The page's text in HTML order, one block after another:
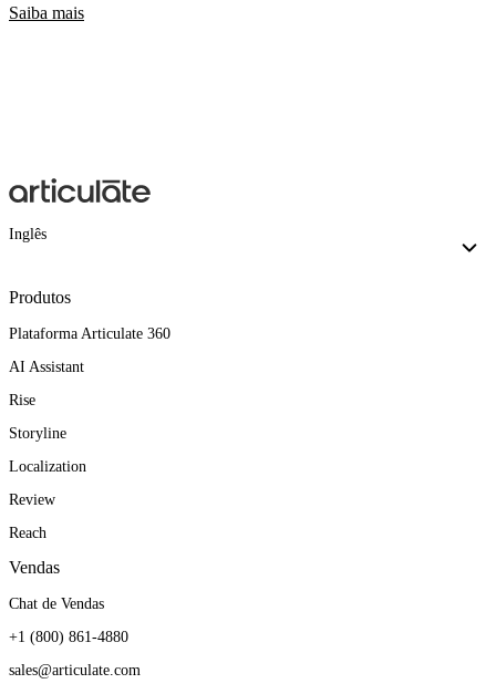
Saiba mais
Inglês
Produtos
Plataforma Articulate 360
AI Assistant
Rise
Storyline
Localization
Review
Reach
Vendas
Chat de Vendas
+1 (800) 861-4880
sales@articulate.com